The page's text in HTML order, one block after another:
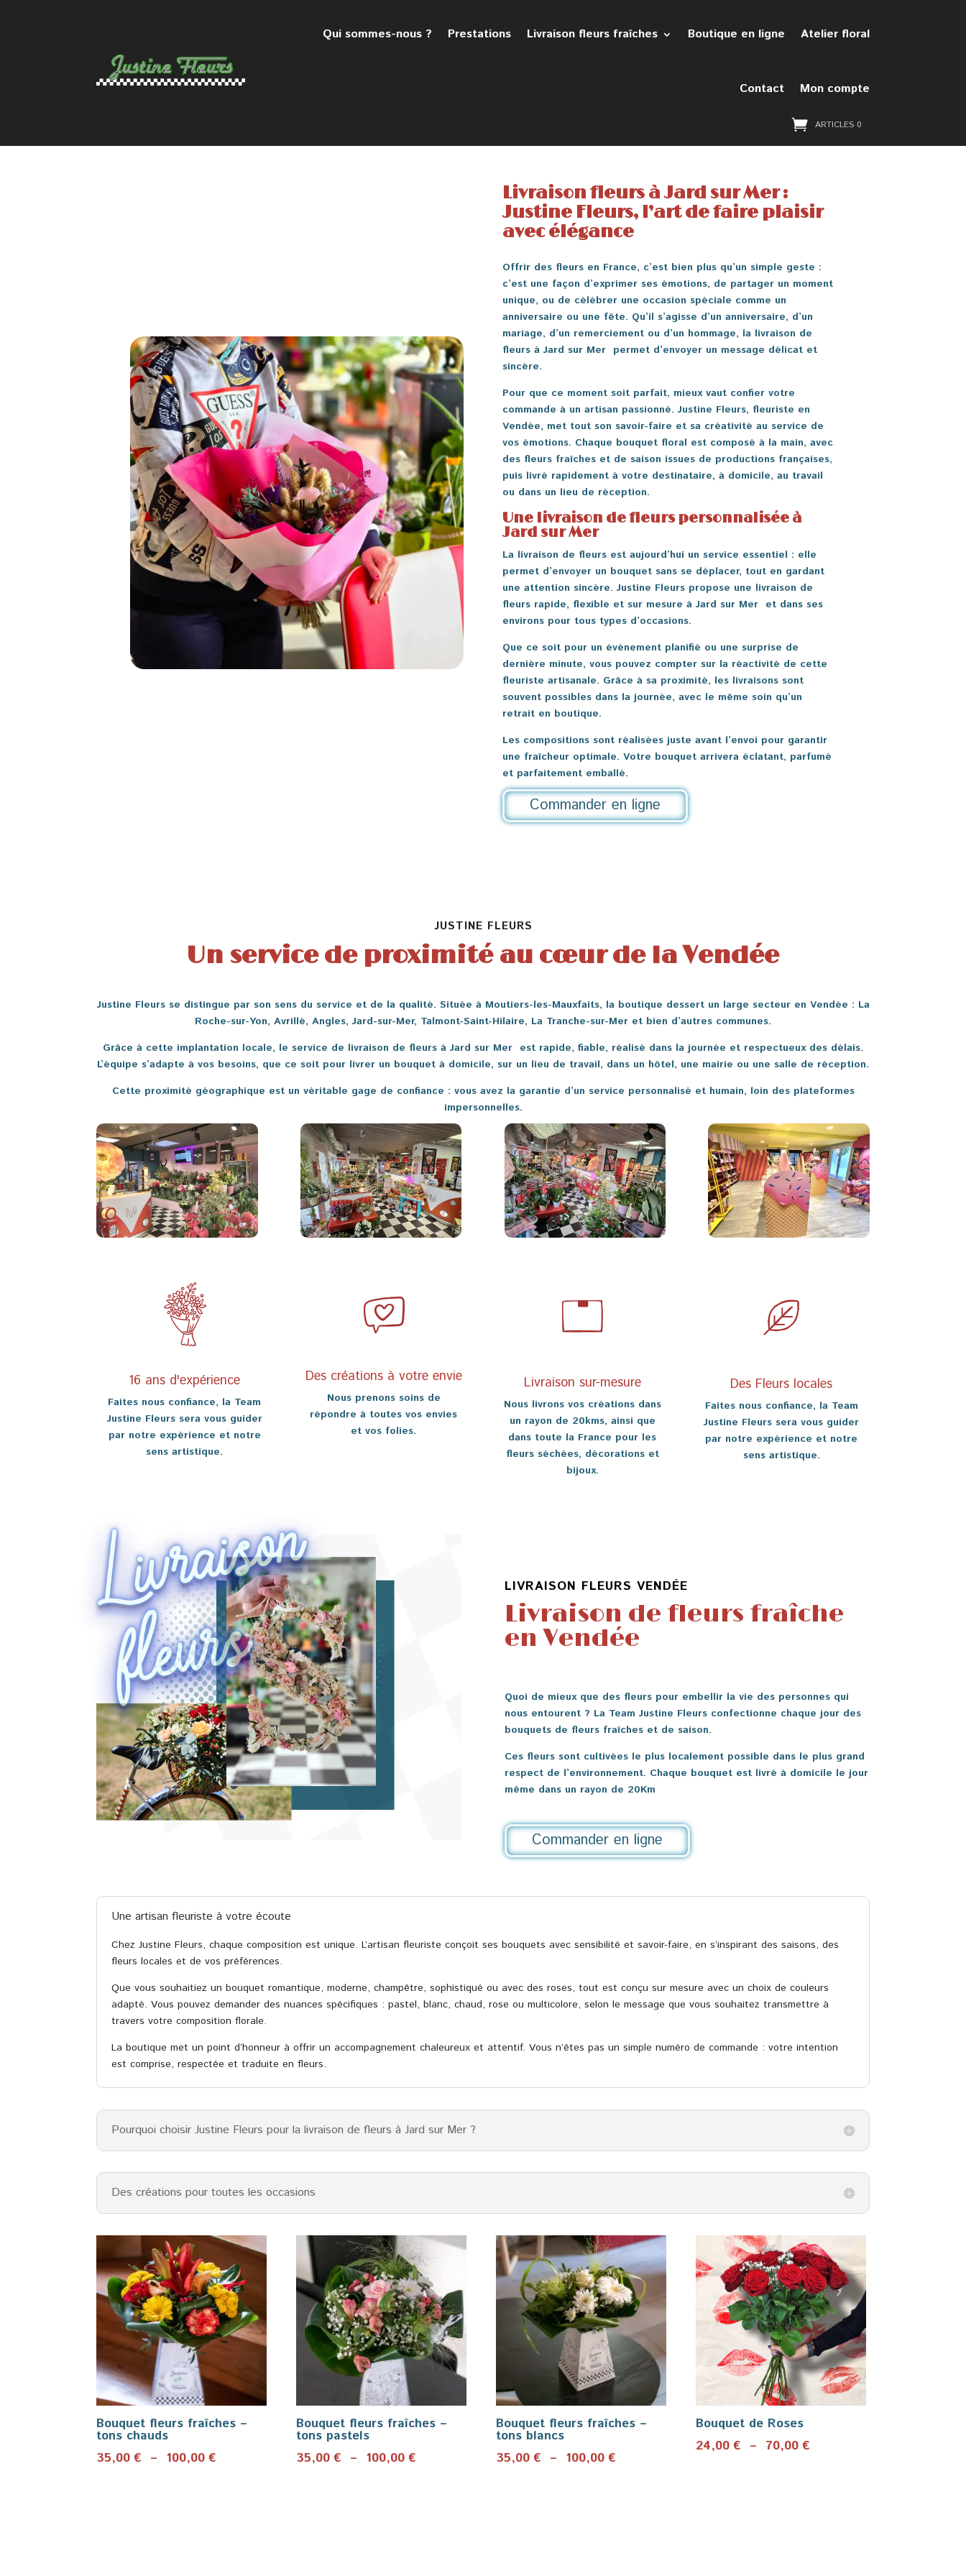
Qui sommes-nous ? Prestations Livraison fleurs fraîches Boutique en ligne Atelier floral
Contact Mon compte
ARTICLES 0
Livraison fleurs à Jard sur Mer :
Justine Fleurs, l’art de faire plaisir
avec élégance
Offrir des fleurs en France, c’est bien plus qu’un simple geste :
c’est une façon d’exprimer ses émotions, de partager un moment
unique, ou de célébrer une occasion spéciale comme un
anniversaire ou une fête. Qu’il s’agisse d’un anniversaire, d’un
mariage, d’un remerciement ou d’un hommage, la livraison de
fleurs à Jard sur Mer permet d’envoyer un message délicat et
sincère.
Pour que ce moment soit parfait, mieux vaut confier votre
commande à un artisan passionné. Justine Fleurs, fleuriste en
Vendée, met tout son savoir-faire et sa créativité au service de
vos émotions. Chaque bouquet floral est composé à la main, avec
des fleurs fraîches et de saison issues de productions françaises,
puis livré rapidement à votre destinataire, à domicile, au travail
ou dans un lieu de réception.
Une livraison de fleurs personnalisée à
Jard sur Mer
La livraison de fleurs est aujourd’hui un service essentiel : elle
permet d’envoyer un bouquet sans se déplacer, tout en gardant
une attention sincère. Justine Fleurs propose une livraison de
fleurs rapide, flexible et sur mesure à Jard sur Mer et dans ses
environs pour tous types d’occasions.
Que ce soit pour un événement planifié ou une surprise de
dernière minute, vous pouvez compter sur la réactivité de cette
fleuriste artisanale. Grâce à sa proximité, les livraisons sont
souvent possibles dans la journée, avec le même soin qu’un
retrait en boutique.
Les compositions sont réalisées juste avant l’envoi pour garantir
une fraîcheur optimale. Votre bouquet arrivera éclatant, parfumé
et parfaitement emballé.
Commander en ligne
JUSTINE FLEURS
Un service de proximité au cœur de la Vendée
Justine Fleurs se distingue par son sens du service et de la qualité. Située à Moutiers-les-Mauxfaits, la boutique dessert un large secteur en Vendée : La
Roche-sur-Yon, Avrillé, Angles, Jard-sur-Mer, Talmont-Saint-Hilaire, La Tranche-sur-Mer et bien d’autres communes.
Grâce à cette implantation locale, le service de livraison de fleurs à Jard sur Mer est rapide, fiable, réalisé dans la journée et respectueux des délais.
L’équipe s’adapte à vos besoins, que ce soit pour livrer un bouquet à domicile, sur un lieu de travail, dans un hôtel, une mairie ou une salle de réception.
Cette proximité géographique est un véritable gage de confiance : vous avez la garantie d’un service personnalisé et humain, loin des plateformes
impersonnelles.
16 ans d'expérience
Faites nous confiance, la Team
Justine Fleurs sera vous guider
par notre expérience et notre
sens artistique.
Des créations à votre envie
Nous prenons soins de
répondre à toutes vos envies
et vos folies.
Livraison sur-mesure
Nous livrons vos créations dans
un rayon de 20kms, ainsi que
dans toute la France pour les
fleurs séchées, décorations et
bijoux.
Des Fleurs locales
Faites nous confiance, la Team
Justine Fleurs sera vous guider
par notre expérience et notre
sens artistique.
LIVRAISON FLEURS VENDÉE
Livraison de fleurs fraîche
en Vendée
Quoi de mieux que des fleurs pour embellir la vie des personnes qui
nous entourent ? La Team Justine Fleurs confectionne chaque jour des
bouquets de fleurs fraîches et de saison.
Ces fleurs sont cultivées le plus localement possible dans le plus grand
respect de l’environnement. Chaque bouquet est livré à domicile le jour
même dans un rayon de 20Km
Commander en ligne
Une artisan fleuriste à votre écoute
Chez Justine Fleurs, chaque composition est unique. L’artisan fleuriste conçoit ses bouquets avec sensibilité et savoir-faire, en s’inspirant des saisons, des
fleurs locales et de vos préférences.
Que vous souhaitiez un bouquet romantique, moderne, champêtre, sophistiqué ou avec des roses, tout est conçu sur mesure avec un choix de couleurs
adapté. Vous pouvez demander des nuances spécifiques : pastel, blanc, chaud, rose ou multicolore, selon le message que vous souhaitez transmettre à
travers votre composition florale.
La boutique met un point d’honneur à offrir un accompagnement chaleureux et attentif. Vous n’êtes pas un simple numéro de commande : votre intention
est comprise, respectée et traduite en fleurs.
Pourquoi choisir Justine Fleurs pour la livraison de fleurs à Jard sur Mer ?
Des créations pour toutes les occasions
Bouquet fleurs fraîches –
tons chauds
35,00€ – 100,00€
Bouquet fleurs fraîches –
tons pastels
35,00€ – 100,00€
Bouquet fleurs fraîches –
tons blancs
35,00€ – 100,00€
Bouquet de Roses
24,00€ – 70,00€